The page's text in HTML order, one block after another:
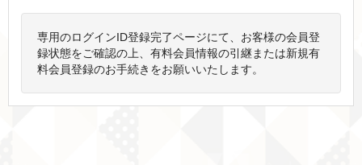
専用のログインID登録完了ページにて、お客様の会員登
録状態をご確認の上、有料会員情報の引継または新規有
料会員登録のお手続きをお願いいたします。